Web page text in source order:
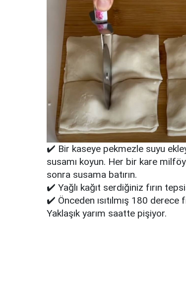
✔️ Bir kaseye pekmezle suyu
susamı koyun. Her bir kare
sonra susama batırın.
✔️ Yağlı kağıt serdiğiniz fırın
✔️ Önceden ısıtılmış 180 derece
Yaklaşık yarım saatte pişiyor.